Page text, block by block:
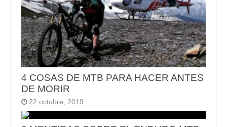
4 COSAS DE MTB PARA HACER ANTES
DE MORIR
22 octubre, 2019